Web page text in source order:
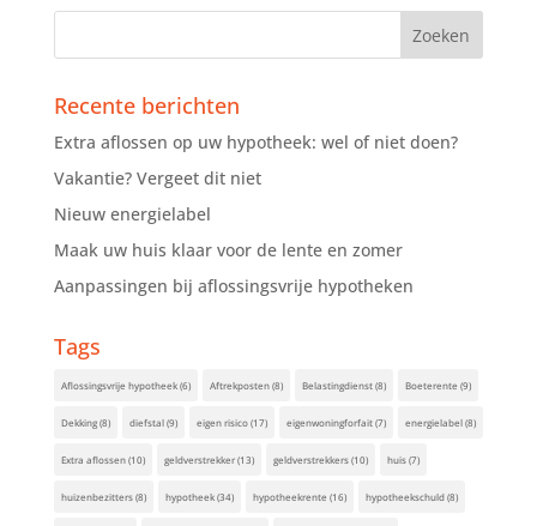
Recente berichten
Extra aflossen op uw hypotheek: wel of niet doen?
Vakantie? Vergeet dit niet
Nieuw energielabel
Maak uw huis klaar voor de lente en zomer
Aanpassingen bij aflossingsvrije hypotheken
Tags
Aflossingsvrije hypotheek(6) Aftrekposten(8) Belastingdienst(8) Boeterente (9)
Dekking(8) diefstal(9) eigen risico(17) eigenwoningforfait(7) energielabel(8)
Extra aflossen(10) geldverstrekker(13) geldverstrekkers(10) huis(7)
huizenbezitters(8) hypotheek(34) hypotheekrente (16) hypotheekschuld(8)